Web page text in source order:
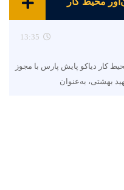
13:35
دیاکو پایش پارس با مجوز
به‌عنوان